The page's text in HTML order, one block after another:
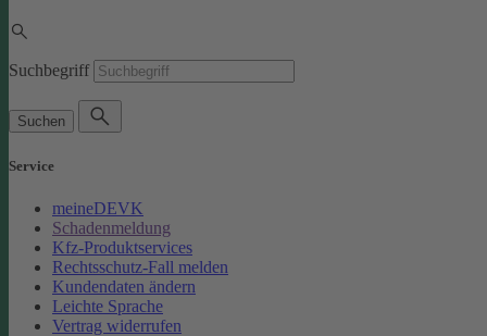
Suchbegriff
Suchen
Service
meineDEVK
Schadenmeldung
Kfz-Produktservices
Rechtsschutz-Fall melden
Kundendaten ändern
Leichte Sprache
Vertrag widerrufen